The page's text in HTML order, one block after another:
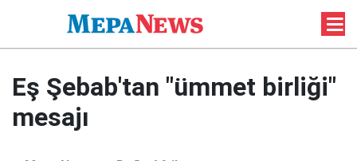
Eş Şebab'tan "ümmet birliği"
mesajı